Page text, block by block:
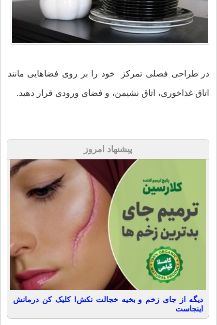
در طراحی فصلی تمركز خود را بر روی فضاهایی مانند
اتاق غذاخوری، اتاق نشیمن، و فضای ورودی قرار دهید.
پیشنهاد امروز
دیگه از جای زخم و بخیه خجالت نکش! کلیک کن درمانش
اینجاست